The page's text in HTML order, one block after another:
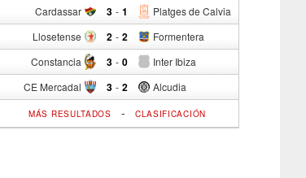
Cardassar 3 - Platges de Calvia
1
Llosetense 2 - Formentera
2
Constancia 3 - Inter Ibiza
0
CE Mercadal 3 - Alcudia
2
MÁS RESULTADOS - CLASIFICACIÓN